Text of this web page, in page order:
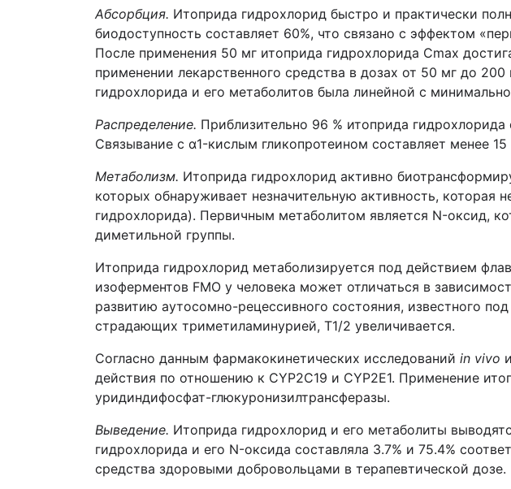
Абсорбция. Итоприда гидрохлорид быстро и практически
биодоступность составляет 60%, что связано с эффектом
После применения 50 мг итоприда гидрохлорида Сmax
применении лекарственного средства в дозах от 50 мг до
гидрохлорида и его метаболитов была линейной с
Распределение. Приблизительно 96 % итоприда
Связывание с α1-кислым гликопротеином составляет менее 15
Метаболизм. Итоприда гидрохлорид активно
которых обнаруживает незначительную активность, которая
гидрохлорида). Первичным метаболитом является N-оксид,
диметильной группы.
Итоприда гидрохлорид метаболизируется под действием
изоферментов FMO у человека может отличаться в
развитию аутосомно-рецессивного состояния, известного
страдающих триметиламинурией, Т1/2 увеличивается.
Согласно данным фармакокинетических исследований in vivo
действия по отношению к CYP2C19 и CYP2E1. Применение
уридиндифосфат-глюкуронизилтрансферазы.
Выведение. Итоприда гидрохлорид и его метаболиты
гидрохлорида и его N-оксида составляла 3.7% и 75.4%
средства здоровыми добровольцами в терапевтической дозе.